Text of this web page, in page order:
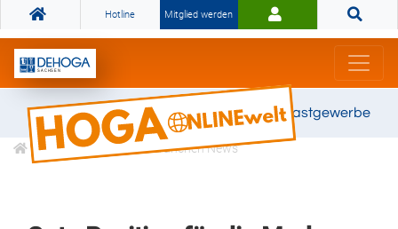
Hotline Mitglied werden
Gemeinsam stark für das Gastgewerbe
Informationen Branchen News